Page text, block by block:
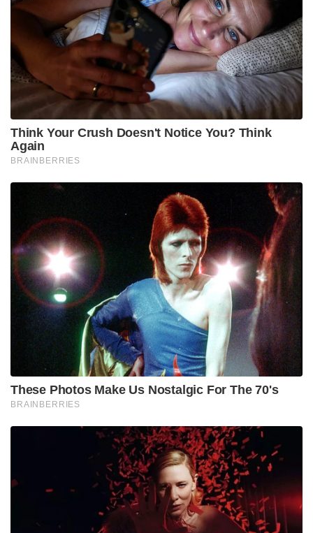
Think Your Crush Doesn't Notice You? Think
Again
BRAINBERRIES
These Photos Make Us Nostalgic For The 70's
BRAINBERRIES